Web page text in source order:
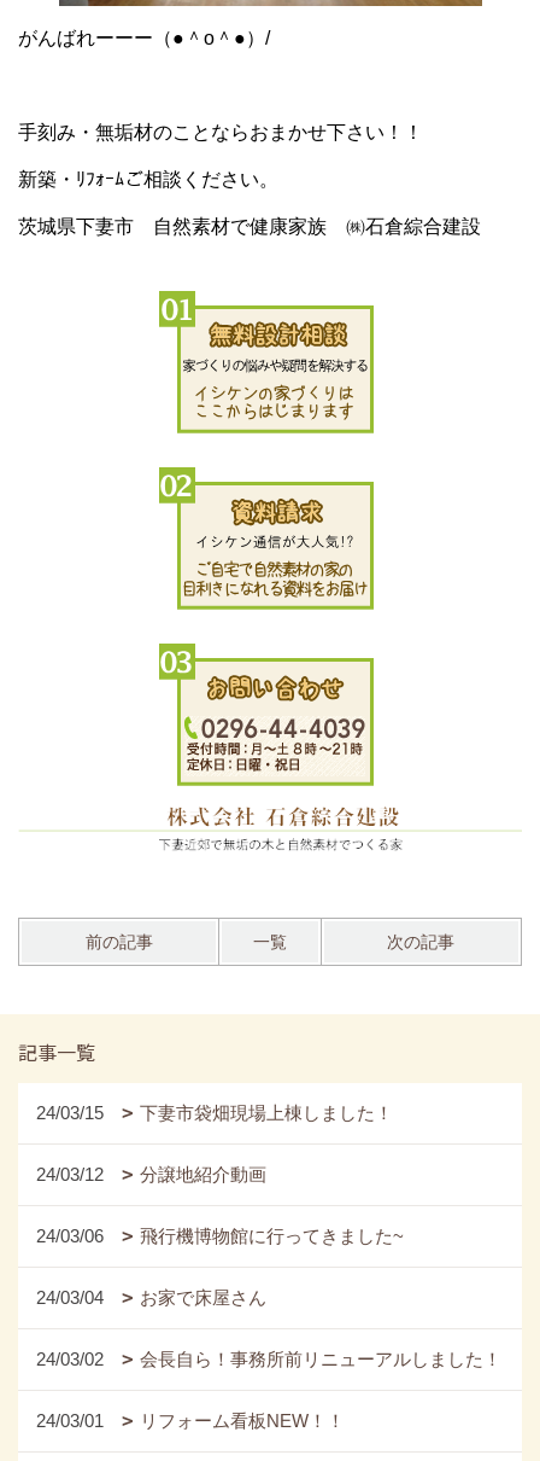
がんばれーーー（●＾o＾●）/
手刻み・無垢材のことならおまかせ下さい！！
新築・ﾘﾌｫｰﾑご相談ください。
茨城県下妻市 自然素材で健康家族 ㈱石倉綜合建設
前の記事 一覧 次の記事
記事一覧
24/03/15 下妻市袋畑現場上棟しました！
24/03/12 分譲地紹介動画
24/03/06 飛行機博物館に行ってきました~
24/03/04 お家で床屋さん
24/03/02 会長自ら！事務所前リニューアルしました！
24/03/01 リフォーム看板NEW！！